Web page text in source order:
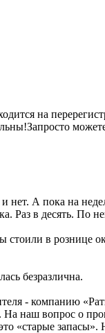
на
нет. А пока на
Раз в десять. По
в рознице
безразлична.
- компанию
На наш вопрос о
«старые запасы».